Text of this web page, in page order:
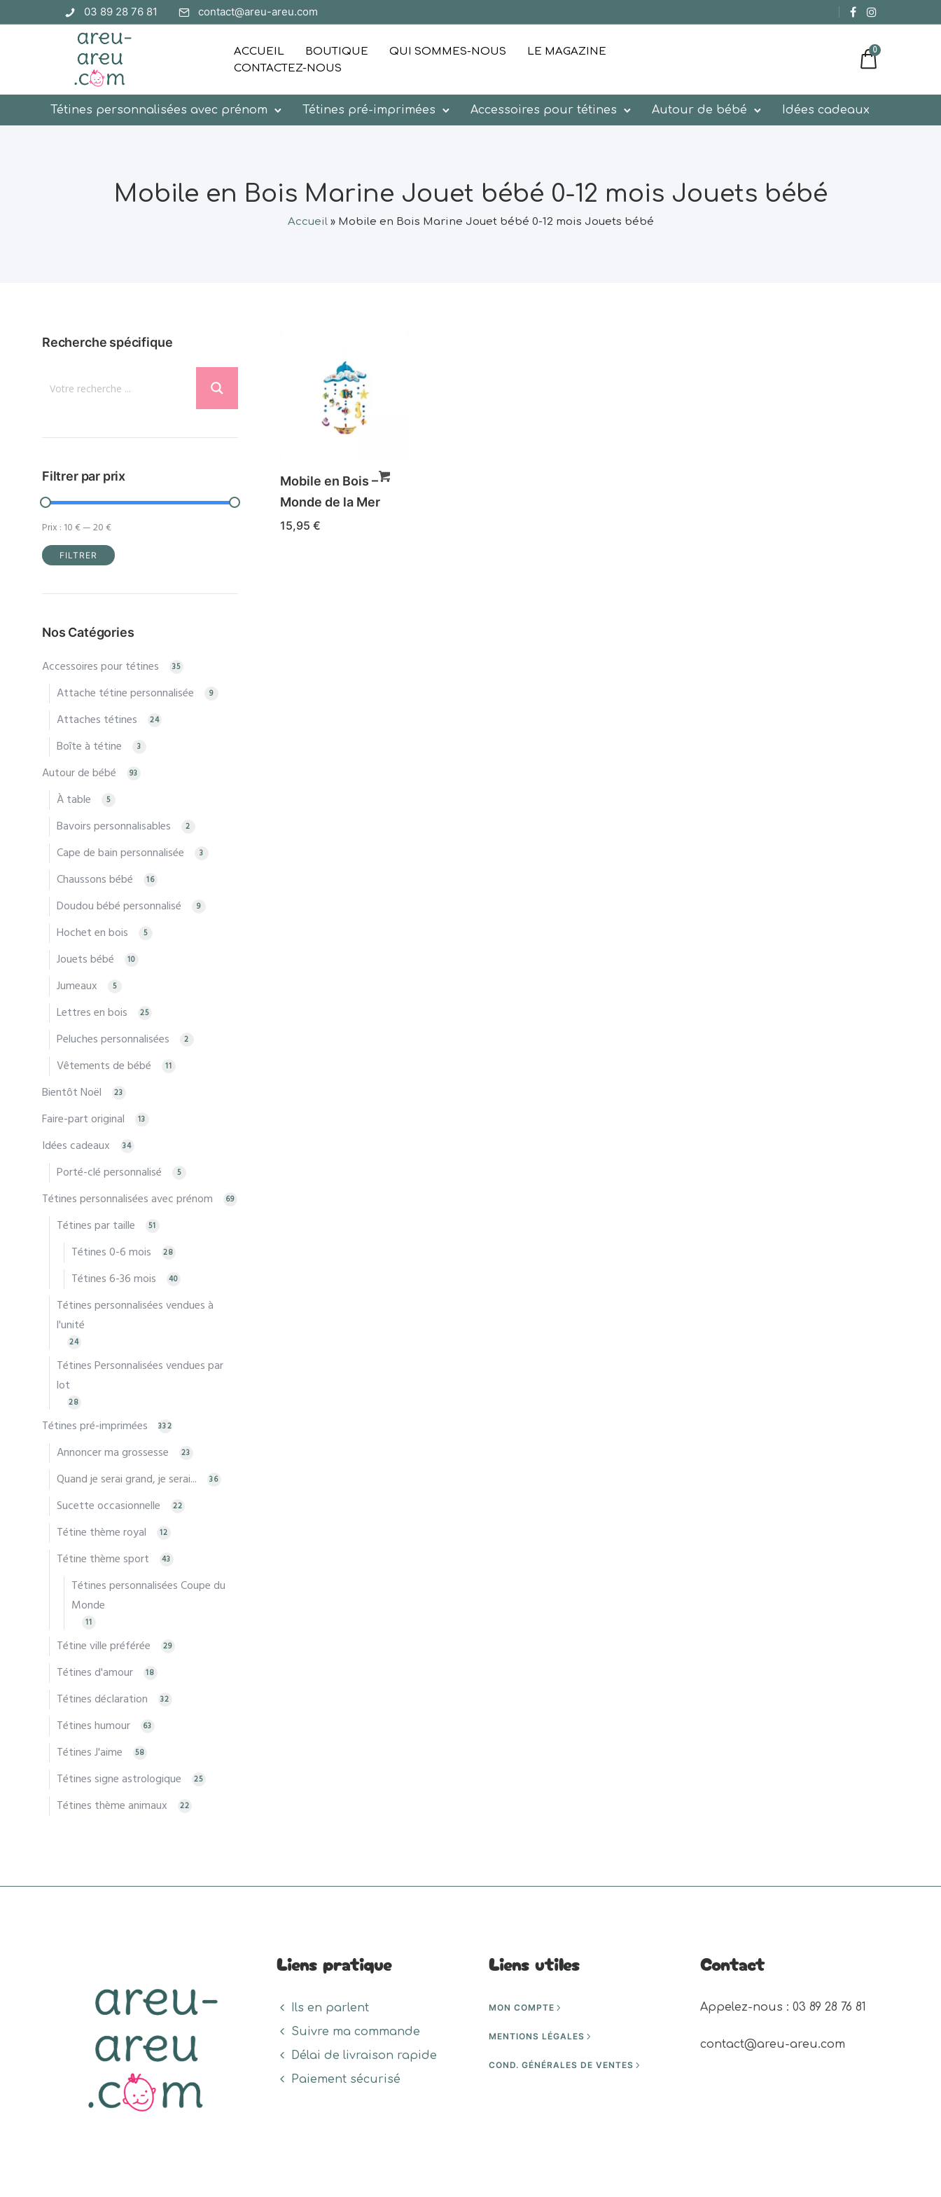
03 89 28 76 81 contact@areu-areu.com
ACCUEIL BOUTIQUE QUI SOMMES-NOUS
LE MAGAZINE
CONTACTEZ-NOUS
0
Tétines personnalisées avec prénom Tétines pré-imprimées Accessoires pour tétines Autour de bébé Idées cadeaux
Mobile en Bois Marine Jouet bébé 0-12 mois Jouets bébé
Accueil» Mobile en Bois Marine Jouet bébé 0-12 mois Jouets bébé
Mobile en Bois –
Monde de la Mer
15,95 €
Recherche spécifique
Filtrer par prix
min
max
FILTRER
Prix : 10 €—20 €
Nos Catégories
Accessoires pour tétines 35
Attache tétine personnalisée 9
Attaches tétines 24
Boîte à tétine 3
Autour de bébé 93
À table 5
Bavoirs personnalisables 2
Cape de bain personnalisée 3
Chaussons bébé 16
Doudou bébé personnalisé 9
Hochet en bois 5
Jouets bébé 10
Jumeaux 5
Lettres en bois 25
Peluches personnalisées 2
Vêtements de bébé 11
Bientôt Noël 23
Faire-part original 13
Idées cadeaux 34
Porté-clé personnalisé 5
Tétines personnalisées avec prénom 69
Tétines par taille 51
Tétines 0-6 mois 28
Tétines 6-36 mois 40
Tétines personnalisées vendues à
l'unité
24
Tétines Personnalisées vendues par
lot
28
Tétines pré-imprimées 332
Annoncer ma grossesse 23
Quand je serai grand, je serai... 36
Sucette occasionnelle 22
Tétine thème royal 12
Tétine thème sport 43
Tétines personnalisées Coupe du
Monde
11
Tétine ville préférée 29
Tétines d'amour 18
Tétines déclaration 32
Tétines humour 63
Tétines J'aime 58
Tétines signe astrologique 25
Tétines thème animaux 22
Liens pratique
Ils en parlent
Suivre ma commande
Délai de livraison rapide
Paiement sécurisé
Liens utiles
MON COMPTE
MENTIONS LÉGALES
COND. GÉNÉRALES DE VENTES
Contact
Appelez-nous : 03 89 28 76 81
contact@areu-areu.com